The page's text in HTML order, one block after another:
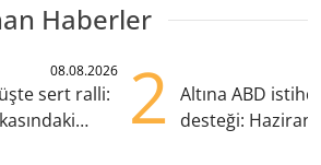
Haberler
08.08.2026
sert ralli:
2
Altına ABD
desteği: